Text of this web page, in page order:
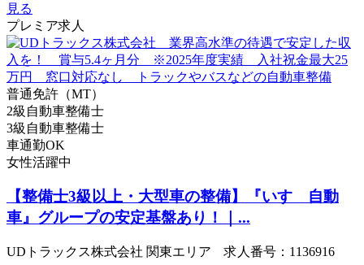
見る
プレミア求人
普通免許（MT）
2級自動車整備士
3級自動車整備士
車通勤OK
女性活躍中
【整備士3級以上・大型車の整備】『いすゞ自動
車』グループの安定基盤あり！｜...
UDトラックス株式会社 関東エリア 求人番号：1136916